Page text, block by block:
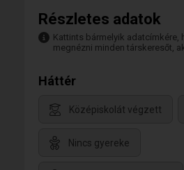
Részletes adatok
Kattints bármelyik adatcímkére,
megnézni minden társkeresőt,
Háttér
Középiskolát végzett
Nincs gyereke